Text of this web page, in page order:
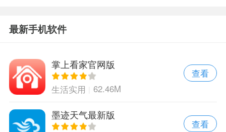
最新手机软件
掌上看家官网版
生活实用 62.46M
查看
墨迹天气最新版
查看